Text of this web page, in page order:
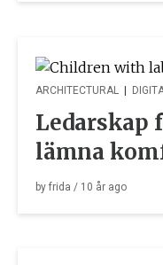
ARCHITECTURAL |
Ledarskap
lämna
by frida / 10 år ago